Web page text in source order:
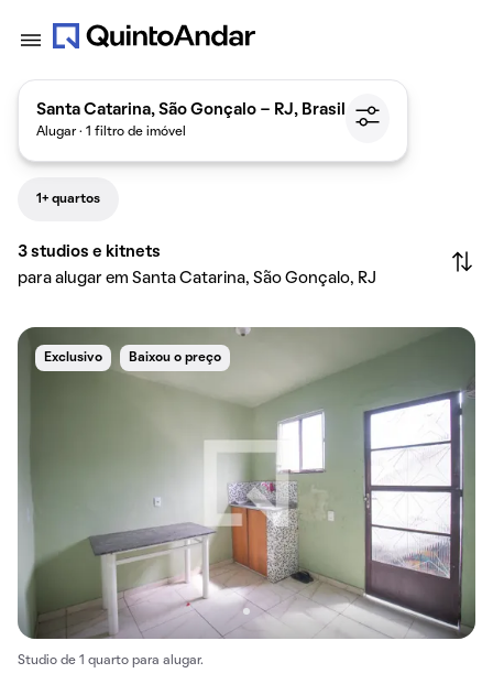
Santa Catarina, São Gonçalo - RJ, Brasil
Alugar · 1 filtro de imóvel
1+ quartos
3 studios e kitnets
para alugar em Santa Catarina, São Gonçalo, RJ
Exclusivo Baixou o preço
Studio de 1 quarto para alugar.